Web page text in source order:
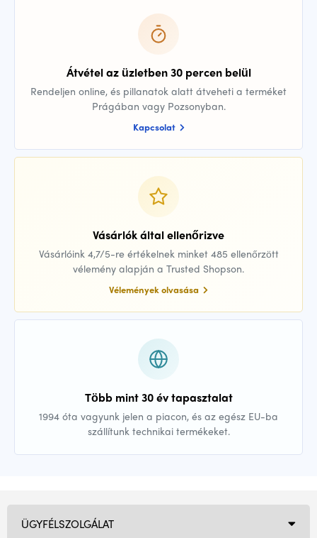
Átvétel az üzletben 30 percen belül
Rendeljen online, és pillanatok alatt átveheti a terméket
Prágában vagy Pozsonyban.
Kapcsolat
Vásárlók által ellenőrizve
Vásárlóink 4,7/5-re értékelnek minket 485 ellenőrzött
vélemény alapján a Trusted Shopson.
Vélemények olvasása
Több mint 30 év tapasztalat
1994 óta vagyunk jelen a piacon, és az egész EU-ba
szállítunk technikai termékeket.
ÜGYFÉLSZOLGÁLAT